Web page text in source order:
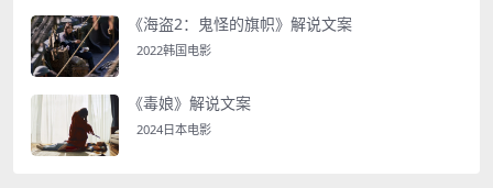
《海盗2：鬼怪的旗帜》解说文案
2022韩国电影
《毒娘》解说文案
2024日本电影